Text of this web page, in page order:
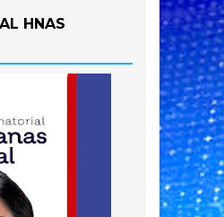
HNAS